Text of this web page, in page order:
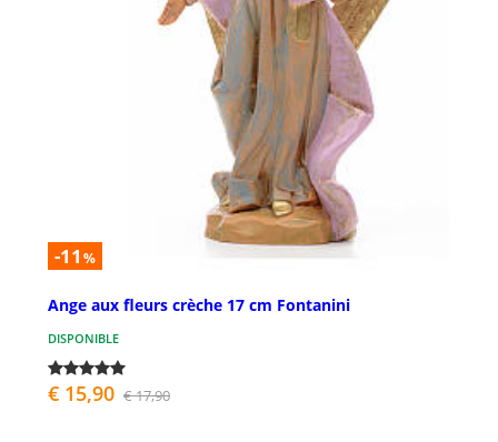
-11 %
Ange aux fleurs crèche 17 cm Fontanini
DISPONIBLE
€ 15,90 € 17,90